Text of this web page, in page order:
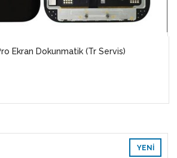
Ekran Dokunmatik (Tr Servis)
YENI